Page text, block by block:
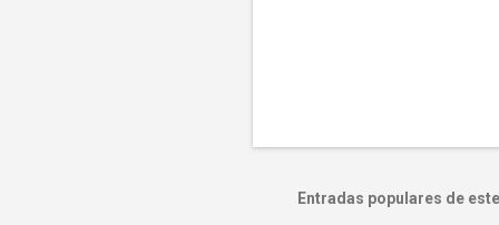
Entradas populares de